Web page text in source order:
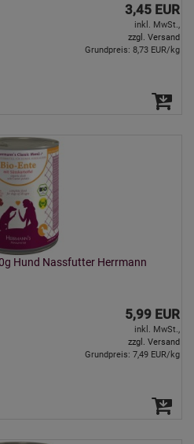
3,45 EUR
inkl. MwSt.,
zzgl. Versand
Grundpreis: 8,73 EUR/kg
Hund Nassfutter Herrmann
5,99 EUR
inkl. MwSt.,
zzgl. Versand
Grundpreis: 7,49 EUR/kg